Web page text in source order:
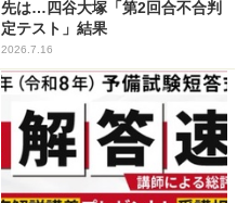
先は…四谷大塚「第2回合不合判
定テスト」結果
2026.7.16